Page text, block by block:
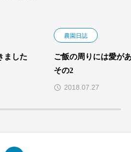
ました
農園日誌
ご飯の周りには愛が
その2
2018.07.27